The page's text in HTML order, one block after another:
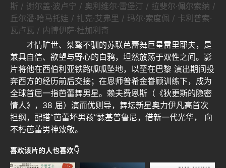
斯 / 谢尔盖·波卢宁 / 奥利维尔·雷堡汀 / 拉斐尔·佩尔索纳 /
丘尔潘·哈马托娃 / 扎克·艾弗里 / 玛尔·索度佩 / 卡利普索·
瓦卢瓦 / 内博伊萨·杜加利奇
才情旷世、桀骜不驯的苏联芭蕾舞巨星雷里耶夫，是
兼具自信、欲望与野心的白鸦，坦然放荡于双性之间。影
片将他在西伯利亚铁路呱呱坠地，以至在巴黎 演出期间投
奔西方的经历前后交接；在恩师普希金眷顾训练下，成为
全球首屈一指芭蕾舞男星。赖夫费恩斯（《狄更斯的隐密
情人》，38 届）演而优则导，舞坛新星奥力伊凡高首次
担纲，配搭“芭蕾坏男孩”瑟基普鲁尼，借新一代光华， 向
不朽芭蕾男神致敬。
喜欢该片的人也喜欢👇